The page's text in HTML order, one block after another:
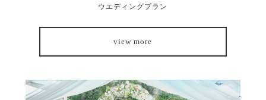
ウエディングプラン
view more